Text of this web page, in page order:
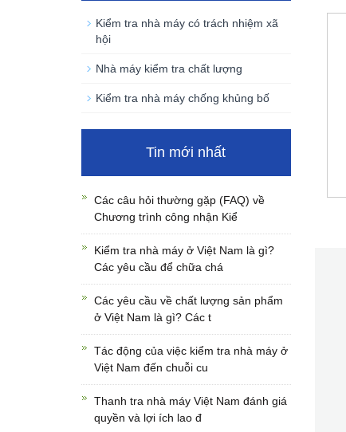
Kiểm tra nhà máy có trách nhiệm xã
hội
Nhà máy kiểm tra chất lượng
Kiểm tra nhà máy chống khủng bố
Tin mới nhất
Các câu hỏi thường gặp (FAQ) về
Chương trình công nhận Kiể
Kiểm tra nhà máy ở Việt Nam là gì?
Các yêu cầu để chữa chá
Các yêu cầu về chất lượng sản phẩm
ở Việt Nam là gì? Các t
Tác động của việc kiểm tra nhà máy ở
Việt Nam đến chuỗi cu
Thanh tra nhà máy Việt Nam đánh giá
quyền và lợi ích lao đ